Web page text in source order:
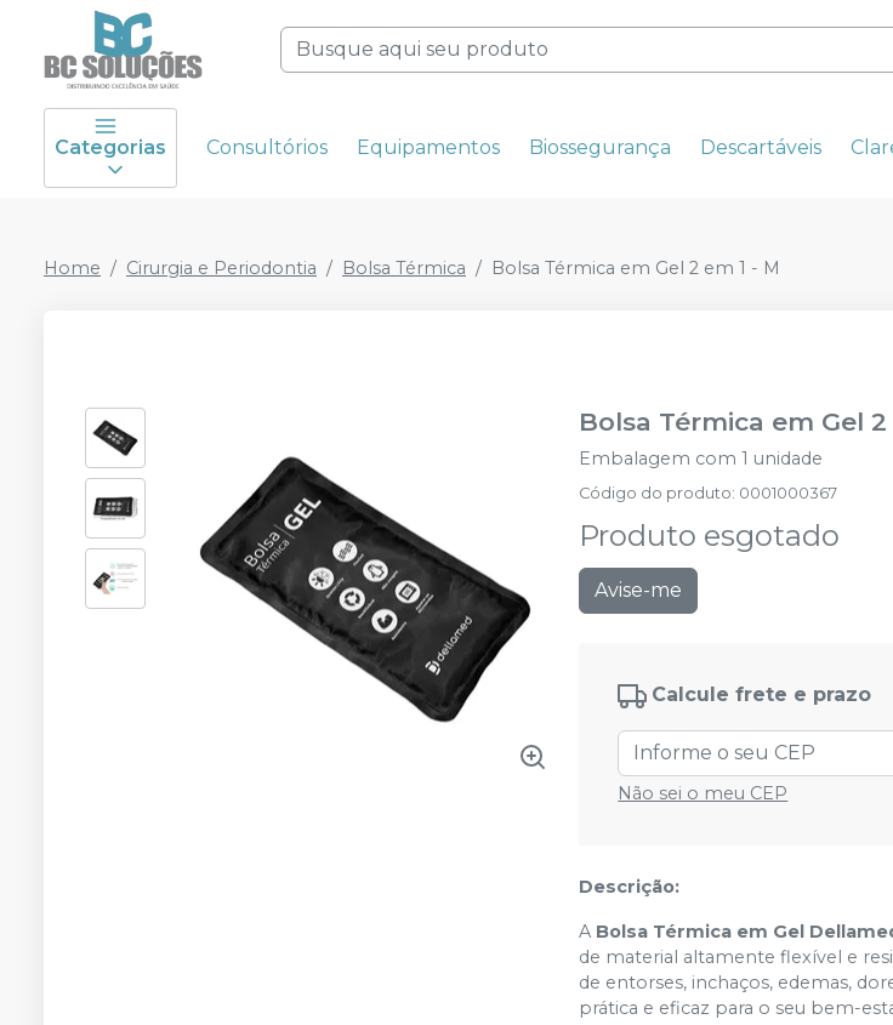
Categorias Consultórios Equipamentos Biossegurança Descartáveis
Home Cirurgia e Periodontia Bolsa Térmica Bolsa Térmica em Gel 2 em 1 - M
Bolsa Térmica em Gel 2
Embalagem com 1 unidade
Código do produto: 0001000367
Produto esgotado
Avise-me
Calcule frete e prazo
Não sei o meu CEP
Descrição:
A Bolsa Térmica em Gel
de material altamente flexível e
de entorses, inchaços, edemas,
prática e eficaz para o seu bem-